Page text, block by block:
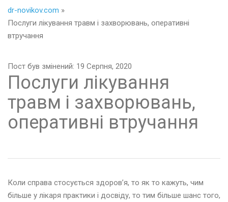
dr-novikov.com »
Послуги лікування травм і захворювань, оперативні
втручання
Пост був змінений: 19 Серпня, 2020
Послуги лікування
травм і захворювань,
оперативні втручання
Коли справа стосується здоров’я, то як то кажуть, чим
більше у лікаря практики і досвіду, то тим більше шанс того,